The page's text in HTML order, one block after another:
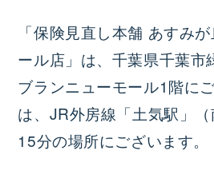
「保険見直し本舗 あすみ
ール店」は、千葉県千葉市
ブランニューモール1階に
は、JR外房線「土気駅」
15分の場所にございます。